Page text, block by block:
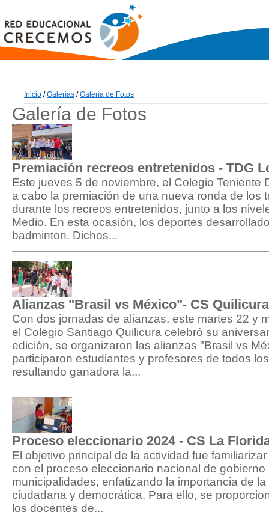
Inicio /Galerías /Galería de Fotos
Galería de Fotos
Premiación recreos entretenidos - TDG
Este jueves 5 de noviembre, el Colegio Teniente
a cabo la premiación de una nueva ronda de los
durante los recreos entretenidos, junto a los
Medio. En esta ocasión, los deportes
badminton. Dichos...
Alianzas "Brasil vs México"- CS Quilicura
Con dos jornadas de alianzas, este martes 22 y
el Colegio Santiago Quilicura celebró su
edición, se organizaron las alianzas "Brasil vs
participaron estudiantes y profesores de todos
resultando ganadora la...
Proceso eleccionario 2024 - CS La
El objetivo principal de la actividad fue
con el proceso eleccionario nacional de gobierno
municipalidades, enfatizando la importancia de
ciudadana y democrática. Para ello, se
los docentes de...